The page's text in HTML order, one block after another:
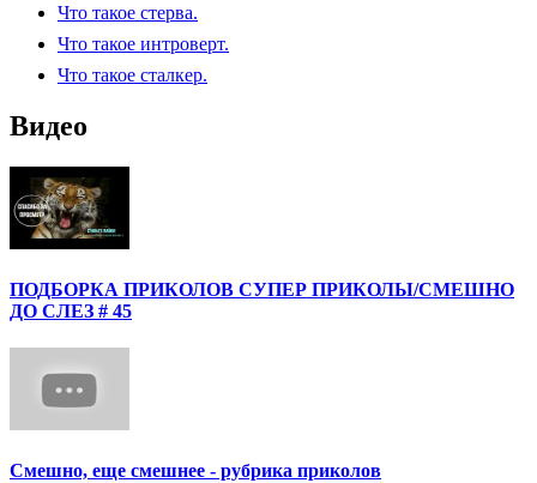
Что такое стерва.
Что такое интроверт.
Что такое сталкер.
Видео
ПОДБОРКА ПРИКОЛОВ СУПЕР ПРИКОЛЫ/СМЕШНО
ДО СЛЕЗ # 45
Смешно, еще смешнее - рубрика приколов